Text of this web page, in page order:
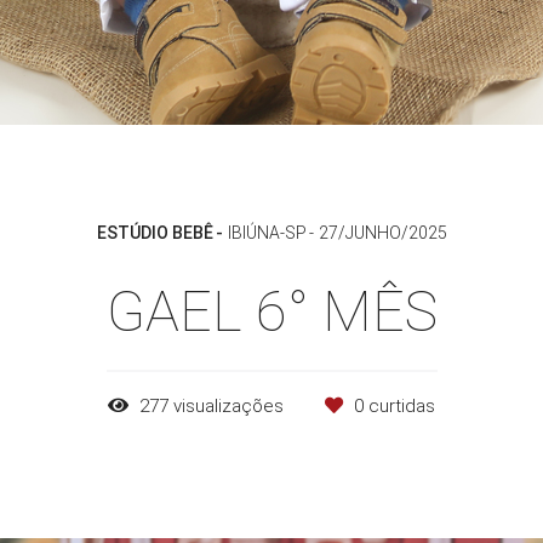
ESTÚDIO BEBÊ IBIÚNA-SP 27/JUNHO/2025
GAEL 6° MÊS
277 visualizações 0 curtidas